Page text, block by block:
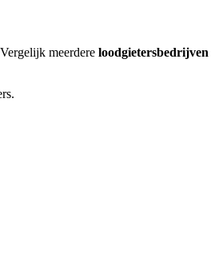
meerdere loodgietersbedrijven